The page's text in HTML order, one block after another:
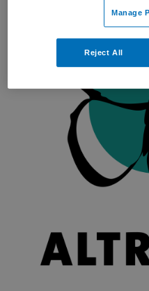
Manage
Reject All